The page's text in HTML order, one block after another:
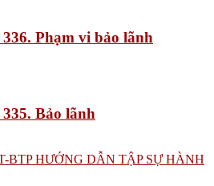
Phạm vi bảo lãnh
Bảo lãnh